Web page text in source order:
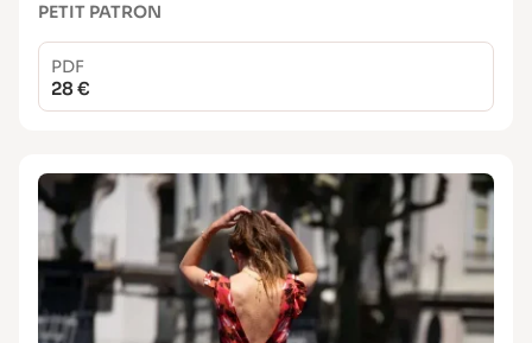
PETIT PATRON
PDF
28 €